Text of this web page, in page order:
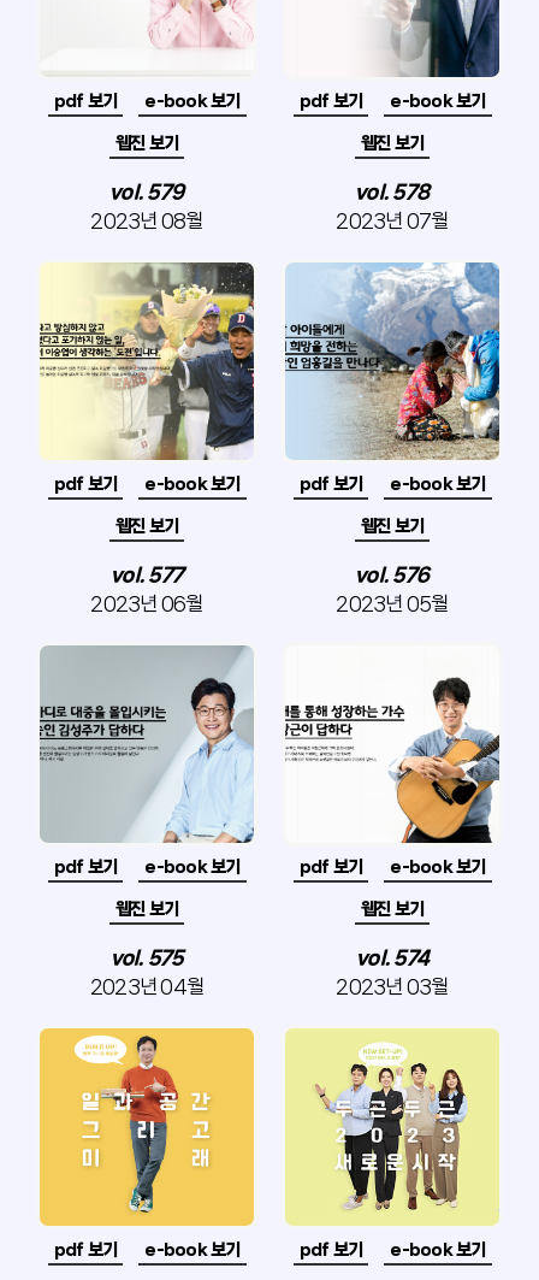
pdf 보기 e-book 보기
웹진 보기
vol. 579
2023년 08월
pdf 보기 e-book 보기
웹진 보기
vol. 578
2023년 07월
pdf 보기 e-book 보기
웹진 보기
vol. 577
2023년 06월
pdf 보기 e-book 보기
웹진 보기
vol. 576
2023년 05월
pdf 보기 e-book 보기
웹진 보기
vol. 575
2023년 04월
pdf 보기 e-book 보기
웹진 보기
vol. 574
2023년 03월
pdf 보기 e-book 보기 pdf 보기 e-book 보기